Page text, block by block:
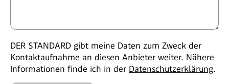
DER STANDARD gibt meine Daten zum Zweck der
Kontaktaufnahme an diesen Anbieter weiter. Nähere
Informationen finde ich in der Datenschutzerklärung.